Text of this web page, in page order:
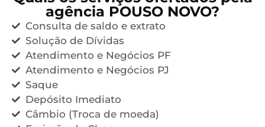
agência POUSO NOVO?
Consulta de saldo e extrato
Solução de Dívidas
Atendimento e Negócios PF
Atendimento e Negócios PJ
Saque
Depósito Imediato
Câmbio (Troca de moeda)